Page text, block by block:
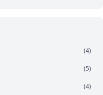
(4)
(5)
(4)